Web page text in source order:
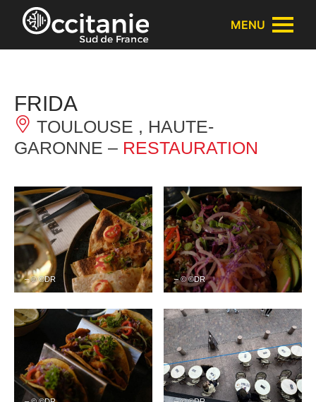
Panneau de gestion des cookies
MENU
FRIDA
TOULOUSE , HAUTE-
GARONNE – RESTAURATION
– © ©DR – © ©DR